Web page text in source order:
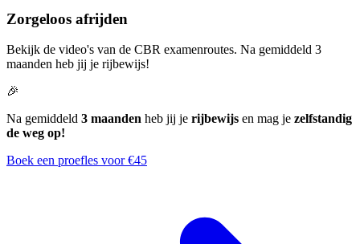
Zorgeloos afrijden
Bekijk de video's van de CBR examenroutes. Na gemiddeld 3
maanden heb jij je rijbewijs!
🎉
Na gemiddeld 3 maanden heb jij je rijbewijs en mag je zelfstandig
de weg op!
Boek een proefles voor €45